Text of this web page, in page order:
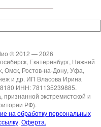
© 2012 — 2026
Екатеринбург, Нижний
Омск, Ростов-на-Дону, Уфа,
и др. ИП Власова Ирина
ИНН: 781135239885.
экстремистской и
РФ).
на обработку персональных
.Оферта.